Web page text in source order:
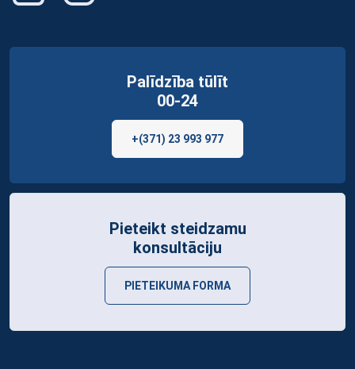
Palīdzība tūlīt
00-24
+(371) 23 993 977
Pieteikt steidzamu
konsultāciju
PIETEIKUMA FORMA